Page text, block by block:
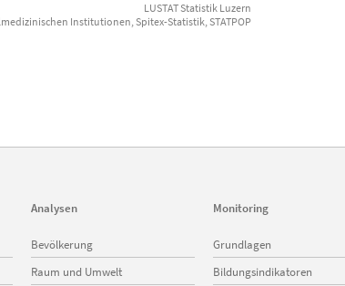
LUSTAT Statistik Luzern
Institutionen, Spitex-Statistik, STATPOP
Analysen
Navigation
überspringen
Bevölkerung
Raum und Umwelt
Monitoring
Navigation
überspringen
Grundlagen
Bildungsindikatoren